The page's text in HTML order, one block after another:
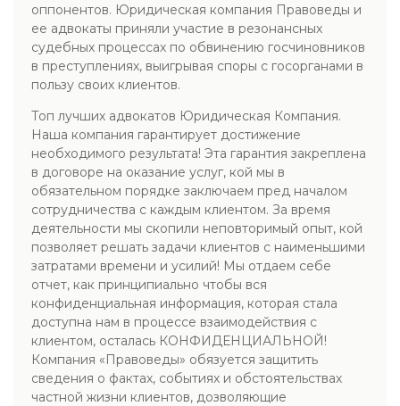
оппонентов. Юридическая компания Правоведы и
ее адвокаты приняли участие в резонансных
судебных процессах по обвинению госчиновников
в преступлениях, выигрывая споры с госорганами в
пользу своих клиентов.
Топ лучших адвокатов Юридическая Компания.
Наша компания гарантирует достижение
необходимого результата! Эта гарантия закреплена
в договоре на оказание услуг, кой мы в
обязательном порядке заключаем пред началом
сотрудничества с каждым клиентом. За время
деятельности мы скопили неповторимый опыт, кой
позволяет решать задачи клиентов с наименьшими
затратами времени и усилий! Мы отдаем себе
отчет, как принципиально чтобы вся
конфиденциальная информация, которая стала
доступна нам в процессе взаимодействия с
клиентом, осталась КОНФИДЕНЦИАЛЬНОЙ!
Компания «Правоведы» обязуется защитить
сведения о фактах, событиях и обстоятельствах
частной жизни клиентов, дозволяющие